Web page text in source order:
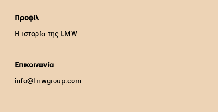
Προφίλ
Η ιστορία της LMW
Επικοινωνία
info@lmwgroup.com